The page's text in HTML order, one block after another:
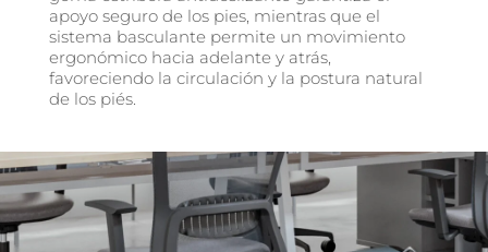
apoyo seguro de los pies, mientras que el
sistema basculante permite un movimiento
ergonómico hacia adelante y atrás,
favoreciendo la circulación y la postura natural
de los piés.